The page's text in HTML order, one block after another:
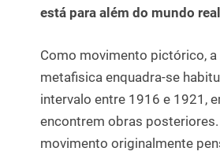
está para além do mundo
Como movimento pictórico, a
metafisica enquadra-se
intervalo entre 1916 e 1921,
encontrem obras posteriores.
movimento originalmente